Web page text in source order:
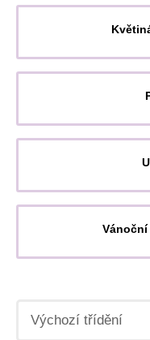
Vánoční